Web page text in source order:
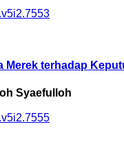
Merek terhadap
Syaefulloh